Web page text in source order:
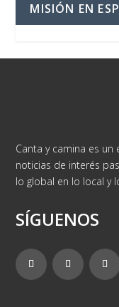
MISIÓN EN
Canta y camina es
noticias de interés
lo global en lo local y
SÍGUENOS